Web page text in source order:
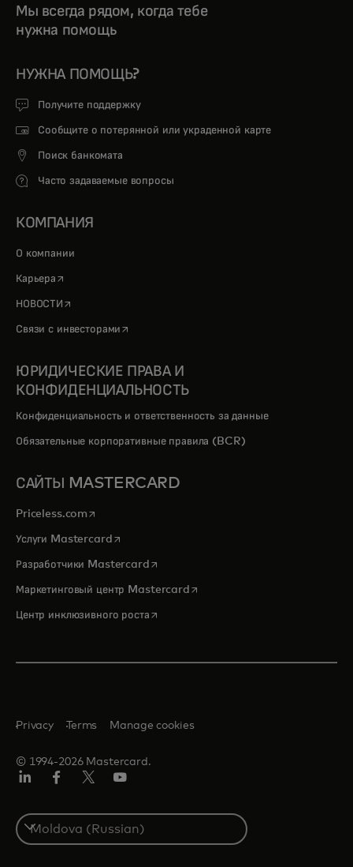
Мы всегда рядом, когда тебе
нужна помощь
НУЖНА ПОМОЩЬ?
Получите поддержку
Сообщите о потерянной или украденной карте
Поиск банкомата
Часто задаваемые вопросы
КОМПАНИЯ
О компании
Карьера opens in a new tab
НОВОСТИ opens in a new tab
Связи с инвесторами opens in a new tab
ЮРИДИЧЕСКИЕ ПРАВА И
КОНФИДЕНЦИАЛЬНОСТЬ
Конфиденциальность и ответственность за данные
Обязательные корпоративные правила (BCR)
САЙТЫ MASTERCARD
Priceless.com opens in a new tab
Услуги Mastercardopens in a new tab
Разработчики Mastercardopens in a new tab
Маркетинговый центр Mastercardopens in a new tab
Центр инклюзивного ростаopens in a new tab
© 1994-2026 Mastercard.
Privacy Terms Manage cookies
Select
a
country